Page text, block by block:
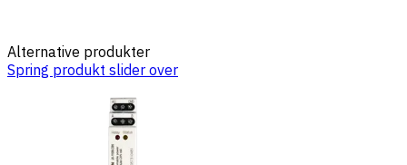
Alternative produkter
Spring produkt slider over